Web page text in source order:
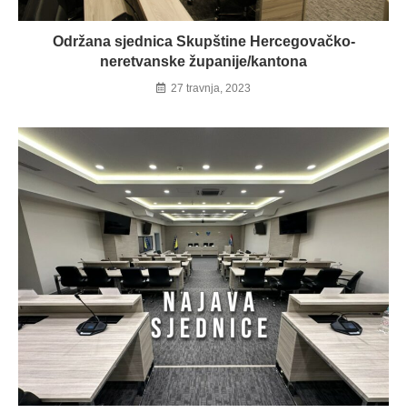
Održana sjednica Skupštine Hercegovačko-
neretvanske županije/kantona
27 travnja, 2023